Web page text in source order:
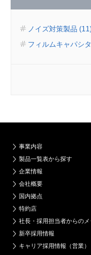
ノイズ対策製品
フィルムキャパシ
事業内容
製品一覧表から探す
企業情報
会社概要
国内拠点
特約店
社長・採用担当者からのメ
新卒採用情報
キャリア採用情報（営業）